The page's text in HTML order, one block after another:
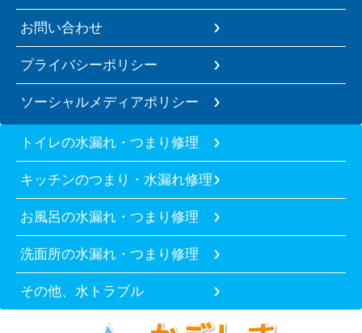
お問い合わせ
プライバシーポリシー
ソーシャルメディアポリシー
トイレの水漏れ・つまり修理
キッチンのつまり・水漏れ修理
お風呂の水漏れ・つまり修理
洗面所の水漏れ・つまり修理
その他、水トラブル